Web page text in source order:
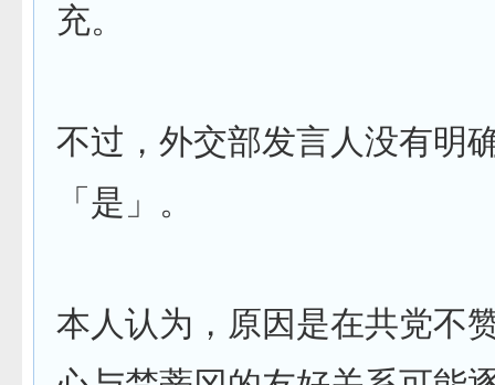
充。
不过，外交部发言人没有明
「是」。
本人认为，原因是在共党不